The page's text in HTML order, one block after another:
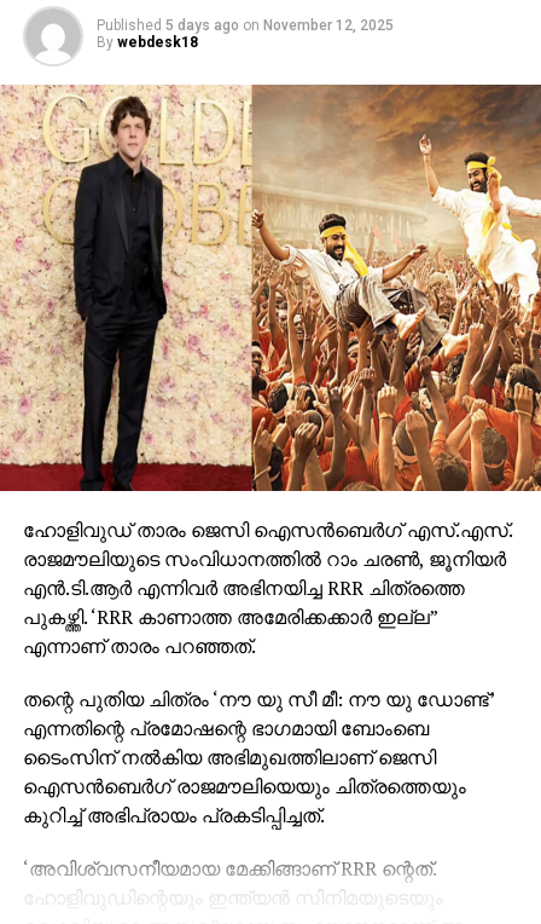
കയ്യില്‍ ത്രിശൂലം പിടിച്ച് കാളയുടെ പുറത്ത്
സവാരിയുമായി എത്തുന്ന രുദ്രയായി മഹേഷ്
ബാബുവിന്റെ എന്‍ട്രിയാണ് ട്രെയിലറിന്റെ ഹൈലൈറ്റ്.
അതേപോലെ, വേദിയിലേക്കും മഹേഷ് ബാബു
കാളപ്പുറത്ത് സവാരിയായി എത്തിയപ്പോള്‍ 60,000-
ത്തിലധികം പ്രേക്ഷകര്‍ കൈയ്യടി മുഴക്കി വരവേറ്റു.
ഐമാക്‌സ് ഫോര്‍മാറ്റിലാണ് ഈ ചിത്രം ഒരുക്കുന്നത്.
അതിനാല്‍ തന്നെ തിയേറ്ററുകളില്‍ അത്ഭുതകരമായ
കാഴ്ചാനുഭവം സമ്മാനിക്കുമെന്നുറപ്പ്. ബാഹുബലി,
ഞഞഞ എന്നിവയുടെ സംവിധായകന്‍ രാജമൗലിയുടെ
ഈ ബ്രഹ്‌മാണ്ഡ പ്രോജക്റ്റ് 2027-ല്‍
തിയേറ്ററുകളിലേക്ക് എത്തും.
Published 5 days ago on November 12, 2025
By webdesk18
ഹോളിവുഡ് താരം ജെസി ഐസന്‍ബെര്‍ഗ് എസ്.എസ്.
രാജമൗലിയുടെ സംവിധാനത്തില്‍ റാം ചരണ്‍, ജൂനിയര്‍
എന്‍.ടി.ആര്‍ എന്നിവര്‍ അഭിനയിച്ച RRR ചിത്രത്തെ
പുകഴ്ത്തി. ‘RRR കാണാത്ത അമേരിക്കക്കാര്‍ ഇല്ല”
എന്നാണ് താരം പറഞ്ഞത്.
തന്റെ പുതിയ ചിത്രം ‘നൗ യു സീ മീ: നൗ യു ഡോണ്ട്’
എന്നതിന്റെ പ്രമോഷന്റെ ഭാഗമായി ബോംബെ
ടൈംസിന് നല്‍കിയ അഭിമുഖത്തിലാണ് ജെസി
ഐസന്‍ബെര്‍ഗ് രാജമൗലിയെയും ചിത്രത്തെയും
കുറിച്ച് അഭിപ്രായം പ്രകടിപ്പിച്ചത്.
‘അവിശ്വസനീയമായ മേക്കിങ്ങാണ് RRR ന്റെത്.
ഹോളിവുഡിന്റെയും ഇന്ത്യന്‍ സിനിമയുടെയും